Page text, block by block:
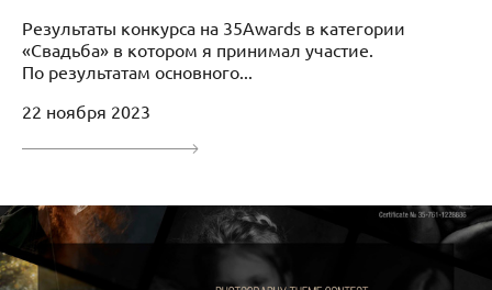
Результаты конкурса на 35Awards в категории
«Свадьба» в котором я принимал участие.
По результатам основного...
22 ноября 2023